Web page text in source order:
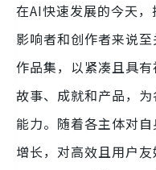
在AI快速发展的今天，
影响者和创作者来说
作品集，以紧凑且具
故事、成就和产品，
能力。随着各主体对
增长，对高效且用户